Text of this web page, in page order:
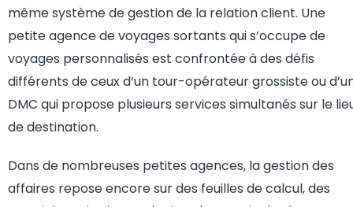
même système de gestion de la relation client. Une
petite agence de voyages sortants qui s’occupe de
voyages personnalisés est confrontée à des défis
différents de ceux d’un tour-opérateur grossiste ou
DMC qui propose plusieurs services simultanés sur le
de destination.
Dans de nombreuses petites agences, la gestion des
affaires repose encore sur des feuilles de calcul, des